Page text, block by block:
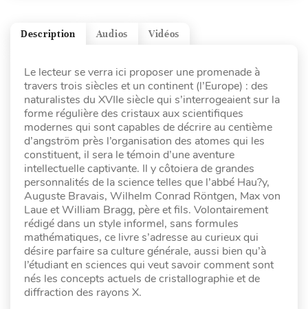
Vidéos
Audios
Description
Le lecteur se verra ici proposer une promenade à
travers trois siècles et un continent (l’Europe) : des
naturalistes du XVIIe siècle qui s’interrogeaient sur la
forme régulière des cristaux aux scientifiques
modernes qui sont capables de décrire au centième
d’angström près l’organisation des atomes qui les
constituent, il sera le témoin d’une aventure
intellectuelle captivante. Il y côtoiera de grandes
personnalités de la science telles que l’abbé Hau?y,
Auguste Bravais, Wilhelm Conrad Röntgen, Max von
Laue et William Bragg, père et fils. Volontairement
rédigé dans un style informel, sans formules
mathématiques, ce livre s’adresse au curieux qui
désire parfaire sa culture générale, aussi bien qu’à
l’étudiant en sciences qui veut savoir comment sont
nés les concepts actuels de cristallographie et de
diffraction des rayons X.